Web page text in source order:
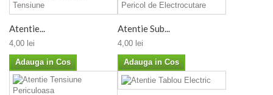
Atentie...
4,00 lei
Adauga in Cos
Atentie Sub...
4,00 lei
Adauga in Cos